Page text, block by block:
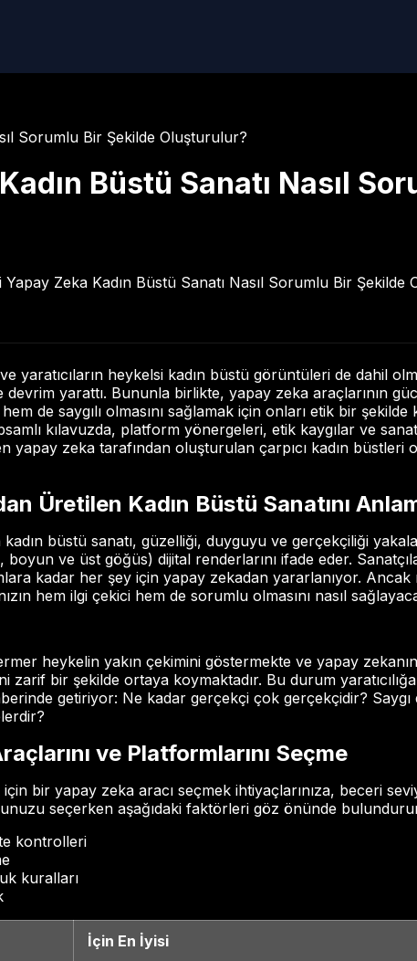
Sorumlu Bir Şekilde Oluşturulur?
Büstü Sanatı Nasıl
yaratıcıların heykelsi kadın büstü görüntüleri de dahil
yarattı. Bununla birlikte, yapay zeka araçlarının
de saygılı olmasını sağlamak için onları etik bir şekilde
kılavuzda, platform yönergeleri, etik kaygılar ve
yapay zeka tarafından oluşturulan çarpıcı kadın
Üretilen Kadın Büstü Sanatını
büstü sanatı, güzelliği, duyguyu ve gerçekçiliği
ve üst göğüs) dijital renderlarını ifade eder.
kadar her şey için yapay zekadan yararlanıyor. Ancak
hem ilgi çekici hem de sorumlu olmasını nasıl
heykelin yakın çekimini göstermekte ve yapay
zarif bir şekilde ortaya koymaktadır. Bu durum
getiriyor: Ne kadar gerçekçi çok gerçekçidir?
ve Platformlarını Seçme
bir yapay zeka aracı seçmek ihtiyaçlarınıza, beceri
seçerken aşağıdaki faktörleri göz önünde
kontrolleri
kuralları
İçin En İyisi